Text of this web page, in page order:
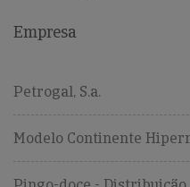
Empresa
Petrogal, S.a.
Modelo Continente